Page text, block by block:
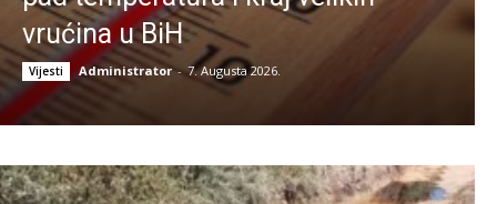
vrućina u BiH
Vijesti Administrator - 7. Augusta 2026.